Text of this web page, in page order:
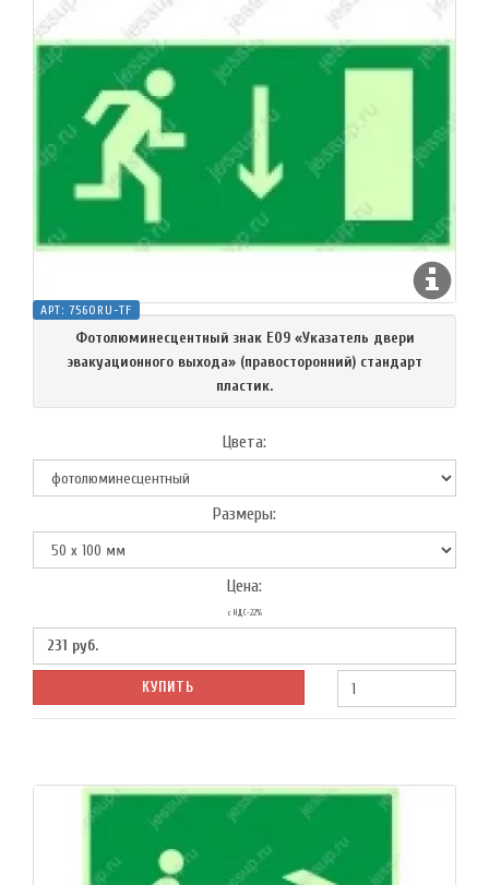
АРТ: 7560RU-TF
Фотолюминесцентный знак Е09 «Указатель двери
эвакуационного выхода» (правосторонний) стандарт
пластик.
Цвета:
Размеры:
Цена:
с НДС-22%
231 руб.
КУПИТЬ